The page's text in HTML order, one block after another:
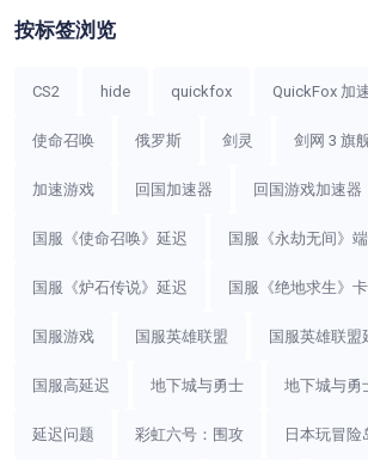
按标签浏览
CS2 hide quickfox QuickFox 加
使命召唤 俄罗斯 剑灵 剑网 3 旗
加速游戏 回国加速器 回国游戏加速器
国服《使命召唤》延迟 国服《永劫无间》
国服《炉石传说》延迟 国服《绝地求生》
国服游戏 国服英雄联盟 国服英雄联盟
国服高延迟 地下城与勇士 地下城与勇
延迟问题 彩虹六号：围攻 日本玩冒险